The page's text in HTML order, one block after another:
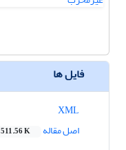
فایل ها
اصل مقاله
511.56 K